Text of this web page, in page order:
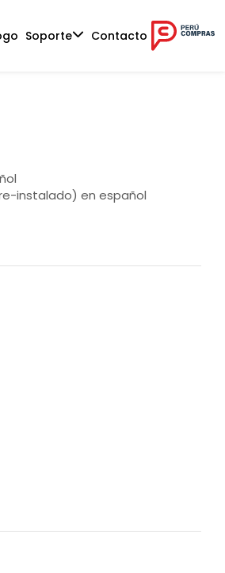
Soporte Contacto
instalado) en español